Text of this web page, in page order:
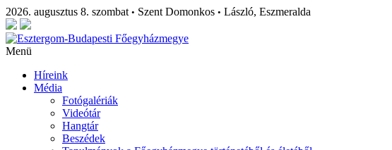
2026. augusztus 8. szombat • Szent Domonkos • László, Eszmeralda
Menü
Híreink
Média
Fotógalériák
Videótár
Hangtár
Beszédek